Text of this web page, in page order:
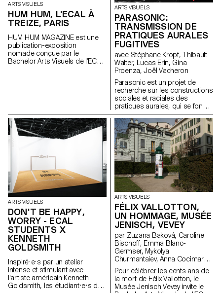
ARTS VISUELS
HUM HUM, L'ECAL À
TREIZE, PARIS
HUM HUM MAGAZINE est une
publication-exposition
nomade conçue par le
Bachelor Arts Visuels de l’ECAL
une exposition facilement
diffusable et activable à l’infini. À
l’occasion du lancement de
son premier numéro, HUM
Paris pour y déployer son
sommaire à l’échelle du lieu. Un
projet initié par Philippe
Decrauzat, Gallien Déjean et
Stéphane Kropf.
ARTS VISUELS
PARASONIC:
TRANSMISSION DE
PRATIQUES AURALES
FUGITIVES
avec Stéphane Kropf, Thibault
Walter, Lucas Erin, Gina
Proenza, Joël Vacheron
Parasonic est un projet de
recherche sur les constructions
sociales et raciales des
pratiques aurales, qui se fonde
sur la critique d’un régime de
pensée et d’écoute du son sur-
représenté dans les arts, et qui
vise la création d’espaces pour
la transmission de pratiques
aurales fugitives.
ARTS VISUELS
DON'T BE HAPPY,
WORRY - ECAL
STUDENTS X
KENNETH
GOLDSMITH
Inspiré·e·s par un atelier
intense et stimulant avec
l'artiste américain Kenneth
Goldsmith, les étudiant·e·s du
ARTS VISUELS
FÉLIX VALLOTTON,
UN HOMMAGE, MUSÉE
JENISCH, VEVEY
par Zuzana Baková, Caroline
Bischoff, Emma Blanc-
Germser, Mykolya
Churmantaiev, Anna Cocimarov,
Oana Cuozzo, Mayalène de
Roquemaurel, Eulalie Félix,
Louis Fontaine, Duna György,
Marsaili Venus Haas, Olivia
Pour célébrer les cents ans de
la mort de Félix Vallotton, le
Musée Jenisch Vevey invite le